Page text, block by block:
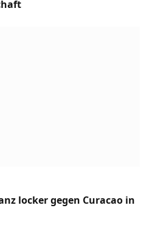
locker gegen Curacao in